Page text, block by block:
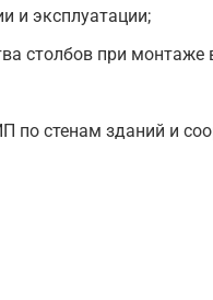
и эксплуатации;
столбов при
по стенам зданий и